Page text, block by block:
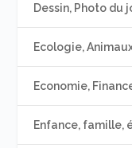
Dessin, Photo du
Ecologie,
Economie,
Enfance, famille,